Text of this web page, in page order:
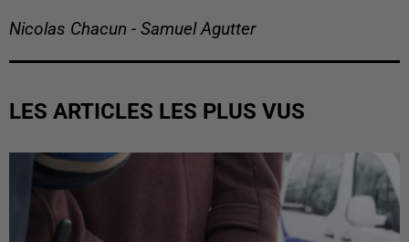
Nicolas Chacun - Samuel Agutter
LES ARTICLES LES PLUS VUS